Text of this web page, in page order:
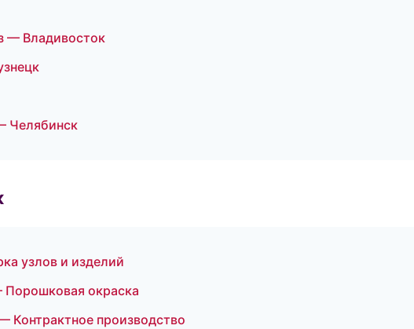
— Владивосток
Челябинск
узлов и изделий
окраска
Контрактное производство